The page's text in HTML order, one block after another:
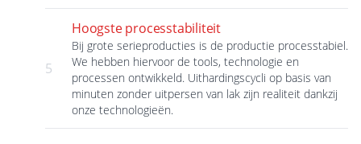
5
Hoogste processtabiliteit
Bij grote serieproducties is de productie processtabiel.
We hebben hiervoor de tools, technologie en
processen ontwikkeld. Uithardingscycli op basis van
minuten zonder uitpersen van lak zijn realiteit dankzij
onze technologieën.